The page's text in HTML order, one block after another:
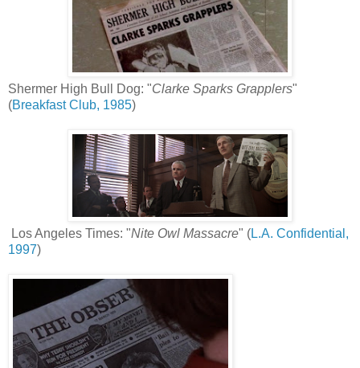
Shermer High Bull Dog: "Clarke Sparks Grapplers"
(Breakfast Club, 1985)
Los Angeles Times: "Nite Owl Massacre" (L.A. Confidential,
1997)